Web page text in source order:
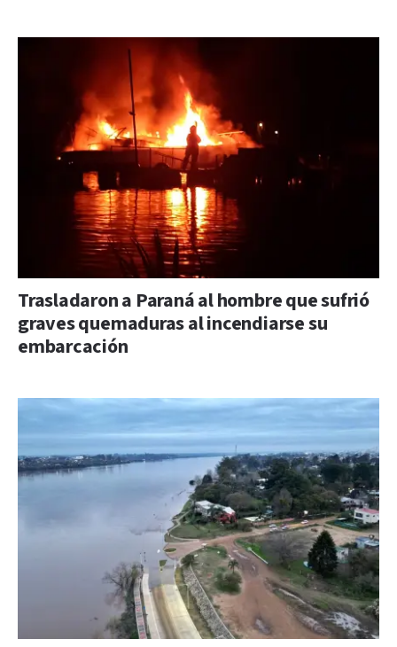
Trasladaron a Paraná al hombre que sufrió
graves quemaduras al incendiarse su
embarcación